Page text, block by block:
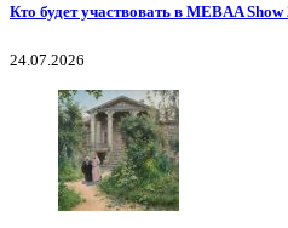
Кто будет участвовать в MEBAA Show
24.07.2026